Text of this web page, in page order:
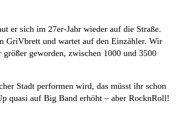
er sich im 27er-Jahr wieder auf die Straße.
GriVbrett und wartet auf den Einzähler. Wir
geworden, zwischen 1000 und 3500
Stadt performen wird, das müsst ihr schon
quasi auf Big Band erhöht – aber RocknRoll!